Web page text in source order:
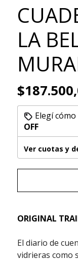
LA
Elegí
OFF
Ver cuotas y
ORIGINAL
El diario de
vidrieras como